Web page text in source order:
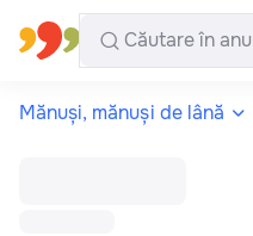
Toate regiunile Română
Mănuși, mănuși de lână